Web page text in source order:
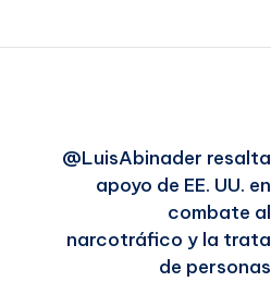
@LuisAbinader resalta
apoyo de EE. UU. en
combate al
narcotráfico y la trata
de personas